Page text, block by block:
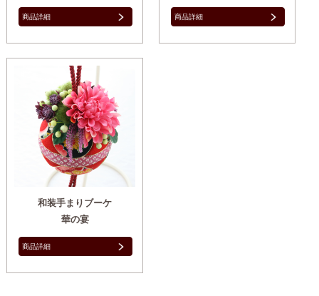
商品詳細 商品詳細
和装手まりブーケ
華の宴
商品詳細